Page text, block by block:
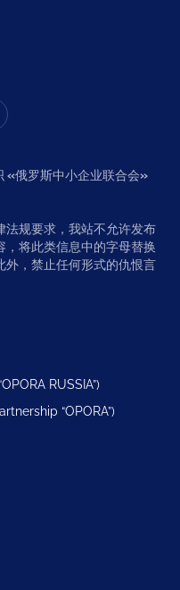
«俄罗斯中小企业联合会»
法规要求，我站不允许发布
，将此类信息中的字母替换
外，禁止任何形式的仇恨言
RUSSIA”)
“OPORA”)